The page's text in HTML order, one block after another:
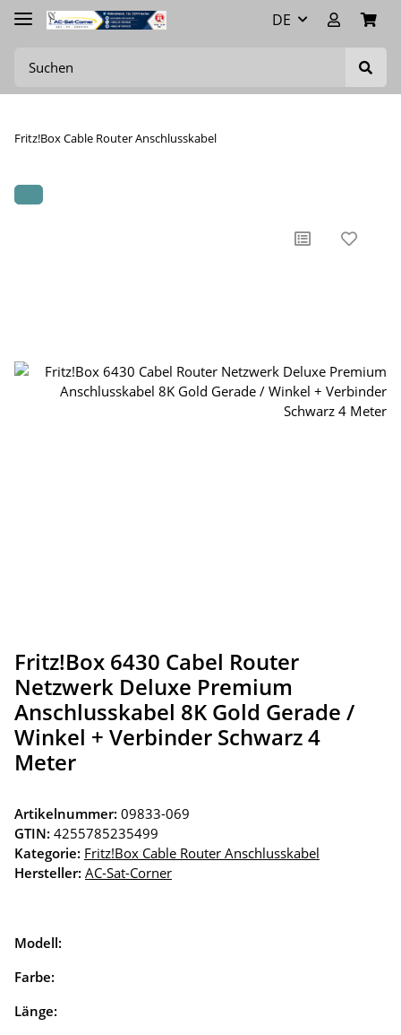
DE
Fritz!Box Cable Router Anschlusskabel
Fritz!Box 6430 Cabel Router
Netzwerk Deluxe Premium
Anschlusskabel 8K Gold Gerade /
Winkel + Verbinder Schwarz 4
Meter
Artikelnummer: 09833-069
GTIN: 4255785235499
Kategorie: Fritz!Box Cable Router Anschlusskabel
Hersteller: AC-Sat-Corner
Modell:
Farbe:
Länge: